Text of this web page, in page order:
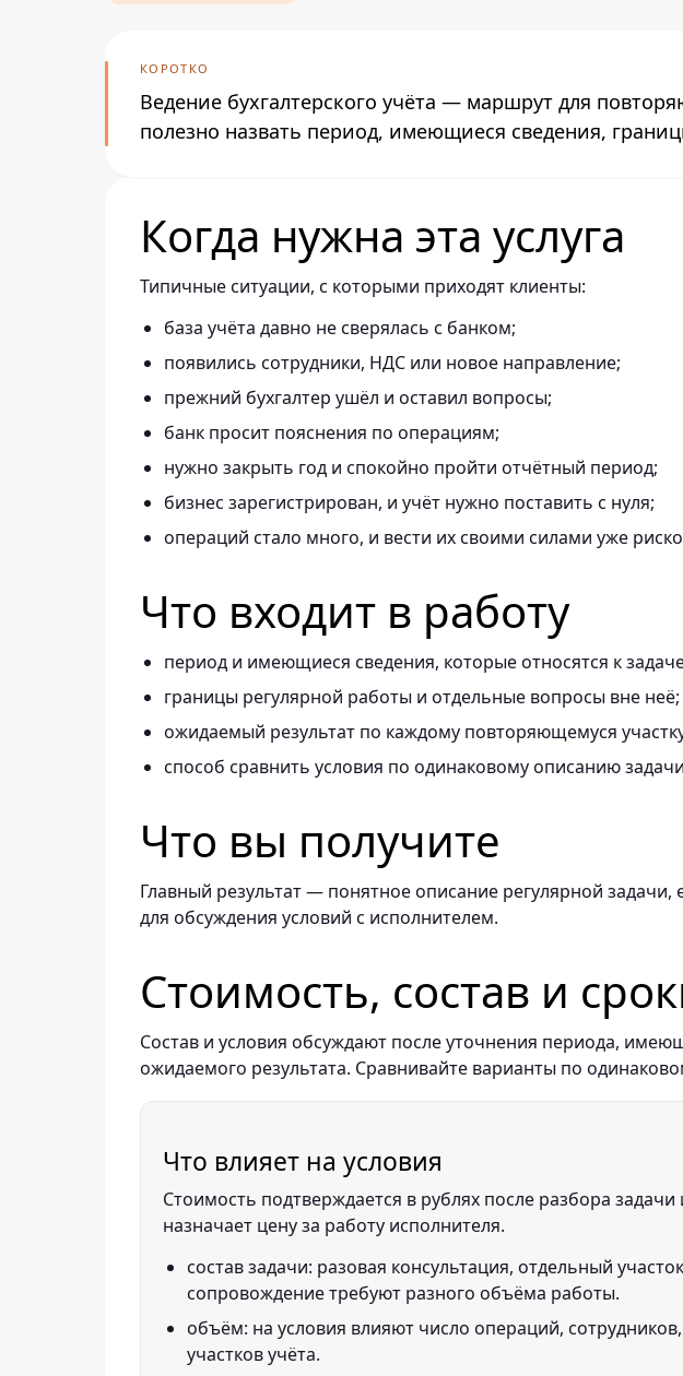
КОРОТКО
Ведение бухгалтерского учёта — маршрут для
полезно назвать период, имеющиеся сведения,
Когда нужна эта услуга
Типичные ситуации, с которыми приходят клиенты:
база учёта давно не сверялась с банком;
появились сотрудники, НДС или новое направление;
прежний бухгалтер ушёл и оставил вопросы;
банк просит пояснения по операциям;
нужно закрыть год и спокойно пройти отчётный период;
бизнес зарегистрирован, и учёт нужно поставить с нуля;
операций стало много, и вести их своими силами уже
Что входит в работу
период и имеющиеся сведения, которые относятся к
границы регулярной работы и отдельные вопросы вне неё;
ожидаемый результат по каждому повторяющемуся
способ сравнить условия по одинаковому описанию
Что вы получите
Главный результат — понятное описание регулярной задачи,
для обсуждения условий с исполнителем.
Стоимость, состав и
Состав и условия обсуждают после уточнения периода,
ожидаемого результата. Сравнивайте варианты по
Что влияет на условия
Стоимость подтверждается в рублях после разбора
назначает цену за работу исполнителя.
состав задачи: разовая консультация, отдельный
сопровождение требуют разного объёма работы.
объём: на условия влияют число операций,
участков учёта.